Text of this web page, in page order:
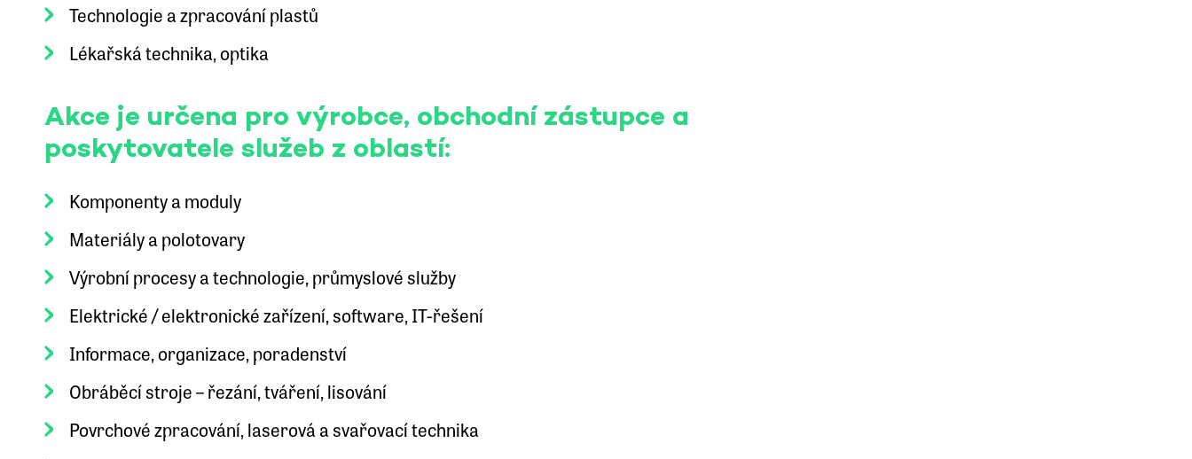
Technologie a zpracování plastů
Lékařská technika, optika
Akce je určena pro výrobce, obchodní zástupce a
poskytovatele služeb z oblastí:
Komponenty a moduly
Materiály a polotovary
Výrobní procesy a technologie, průmyslové služby
Elektrické / elektronické zařízení, software, IT-řešení
Informace, organizace, poradenství
Obráběcí stroje – řezání, tváření, lisování
Povrchové zpracování, laserová a svařovací technika